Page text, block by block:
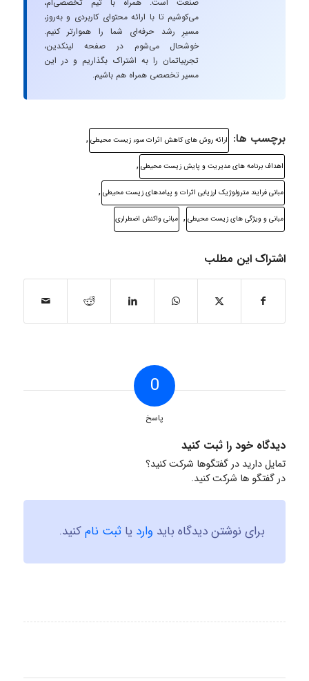
می‌کوشیم تا با ارائه محتوای کاربردی و به‌روز،
مسیرِ رشد حرفه‌ای شما را هموارتر کنیم.
خوشحال می‌شوم در صفحه لینکدین،
تجربیاتمان را به اشتراک بگذاریم و در این
مسیر تخصصی همراه هم باشیم.
برچسب ها: ارائه روش های کاهش اثرات سوء زیست محیطی ,
اهداف برنامه های مدیریت و پایش زیست محیطی ,
مبانی فرایند مترولوژیک ارزیابی اثرات و پیامدهای زیست محیطی ,
مبانی و ویژگی های زیست محیطی , مبانی واکنش اضطراری
اشتراک این مطلب
0
پاسخ
دیدگاه خود را ثبت کنید
تمایل دارید در گفتگوها شرکت کنید؟
در گفتگو ها شرکت کنید.
برای نوشتن دیدگاه باید وارد یا ثبت نامکنید.